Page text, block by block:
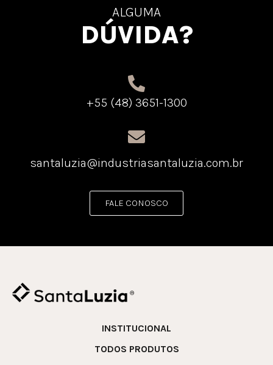
ALGUMA
DÚVIDA?
+55 (48) 3651-1300
santaluzia@industriasantaluzia.com.br
FALE CONOSCO
INSTITUCIONAL
TODOS PRODUTOS